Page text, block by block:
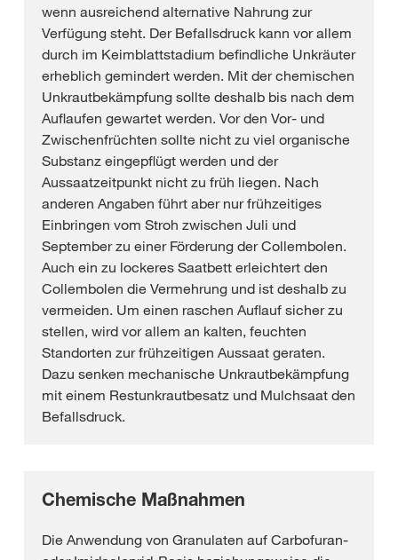
wenn ausreichend alternative Nahrung zur
Verfügung steht. Der Befallsdruck kann vor allem
durch im Keimblattstadium befindliche Unkräuter
erheblich gemindert werden. Mit der chemischen
Unkrautbekämpfung sollte deshalb bis nach dem
Auflaufen gewartet werden. Vor den Vor- und
Zwischenfrüchten sollte nicht zu viel organische
Substanz eingepflügt werden und der
Aussaatzeitpunkt nicht zu früh liegen. Nach
anderen Angaben führt aber nur frühzeitiges
Einbringen vom Stroh zwischen Juli und
September zu einer Förderung der Collembolen.
Auch ein zu lockeres Saatbett erleichtert den
Collembolen die Vermehrung und ist deshalb zu
vermeiden. Um einen raschen Auflauf sicher zu
stellen, wird vor allem an kalten, feuchten
Standorten zur frühzeitigen Aussaat geraten.
Dazu senken mechanische Unkrautbekämpfung
mit einem Restunkrautbesatz und Mulchsaat den
Befallsdruck.
Chemische Maßnahmen
Die Anwendung von Granulaten auf Carbofuran-